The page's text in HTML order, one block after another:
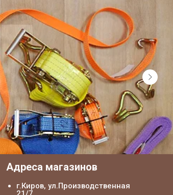
Адреса магазинов
г.Киров, ул.Производственная